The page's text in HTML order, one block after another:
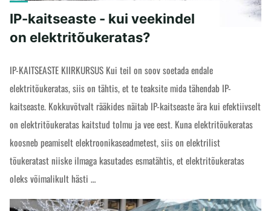
IP-kaitseaste - kui veekindel
on elektritõukeratas?
IP-KAITSEASTE KIIRKURSUS Kui teil on soov soetada endale
elektritõukeratas, siis on tähtis, et te teaksite mida tähendab IP-
kaitseaste. Kokkuvõtvalt rääkides näitab IP-kaitseaste ära kui efektiivselt
on elektritõukeratas kaitstud tolmu ja vee eest. Kuna elektritõukeratas
koosneb peamiselt elektroonikaseadmetest, siis on elektrilist
tõukeratast niiske ilmaga kasutades esmatähtis, et elektritõukeratas
oleks võimalikult hästi …